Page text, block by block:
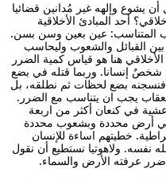
أن يشوع وإلهه غير مُدانين قضائيا
أحد المبادئ الأخلاقية
المتناسب: عين بعين وسن بسن.
بين القبائل والشعوب وليحاسب
هنا هو قياس كمية الضرر
إنسانا. وربما قتله في بضع
فنسجنه بضع لحظات ثم نطلقه، بل
يجب ان يتناسب مع الضرر.
في كنعان أكثر من اربعة
أرض محددة وبشعوب محددة
خطيتهم اساءة للإنسان
نفسه. ولاهوتيا نستطيع أن نقول
ضرر عرفته الأرض والسماء.